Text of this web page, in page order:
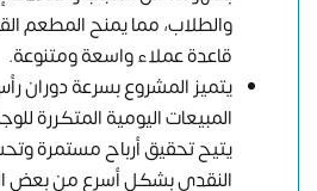
والطلاب، مما يمنح المطعم
قاعدة عملاء واسعة ومتنوعة.
يتميز المشروع بسرعة دوران
المبيعات اليومية المتكررة
يتيح تحقيق أرباح مستمرة
النقدي بشكل أسرع من بعض